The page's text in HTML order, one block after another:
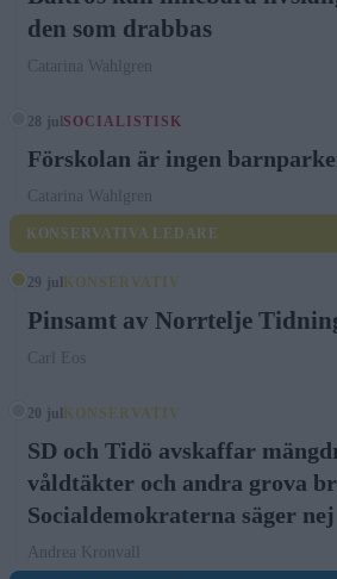
den som drabbas
Catarina Wahlgren
28 jul SOCIALISTISK
Förskolan är ingen
Catarina Wahlgren
KONSERVATIVA LEDARE
29 jul KONSERVATIV
Pinsamt av Norrtelje
Carl Eos
20 jul KONSERVATIV
SD och Tidö avskaffar
våldtäkter och andra grova
Socialdemokraterna säger nej
Andrea Kronvall